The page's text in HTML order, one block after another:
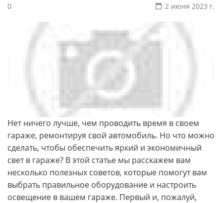
0
2 июня 2023 г.
Нет ничего лучше, чем проводить время в своем
гараже, ремонтируя свой автомобиль. Но что можно
сделать, чтобы обеспечить яркий и экономичный
свет в гараже? В этой статье мы расскажем вам
несколько полезных советов, которые помогут вам
выбрать правильное оборудование и настроить
освещение в вашем гараже. Первый и, пожалуй,